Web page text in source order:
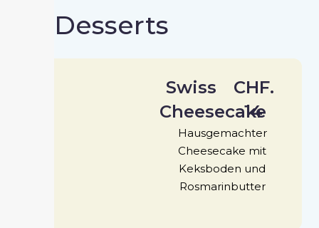
Desserts
Swiss
Cheesecake
CHF.
14
Hausgemachter
Cheesecake mit
Keksboden und
Rosmarinbutter